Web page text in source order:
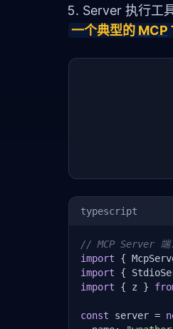
Server 执行工
一个典型的 MCP
typescript
// MCP Server 端
import {
import {
import { z }
const server =